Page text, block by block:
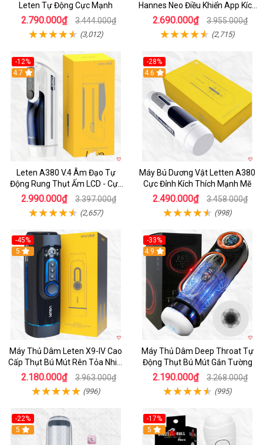
Leten Tự Động Cực Mạnh
2.790.000₫ 3.444.000₫
(3,012)
Hannes Neo Điều Khiển App Kích
Thích
2.690.000₫ 3.955.000₫
(2,715)
-12%
Hot
4.7
Leten A380 V.4 Âm Đạo Tự
Động Rung Thụt Ấm LCD - Cực
Phê
2.990.000₫ 3.397.000₫
(2,657)
-28%
Hot
4.6
Máy Bú Dương Vật Letten A380
Cực Đỉnh Kích Thích Mạnh Mẽ
2.490.000₫ 3.458.000₫
(998)
-45%
Hot
5
Máy Thủ Dâm Leten X9-IV Cao
Cấp Thụt Bú Mút Rên Tỏa Nhiệt
Sạc Pin
2.180.000₫ 3.963.000₫
(996)
-33%
Hot
4.9
Máy Thủ Dâm Deep Throat Tự
Động Thụt Bú Mút Gắn Tường
2.190.000₫ 3.268.000₫
(995)
-22%
5
-17%
5